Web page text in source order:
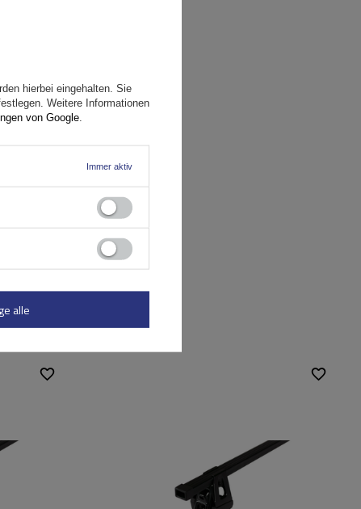
hierbei eingehalten. Sie
Weitere Informationen
von Google
Immer aktiv
alle